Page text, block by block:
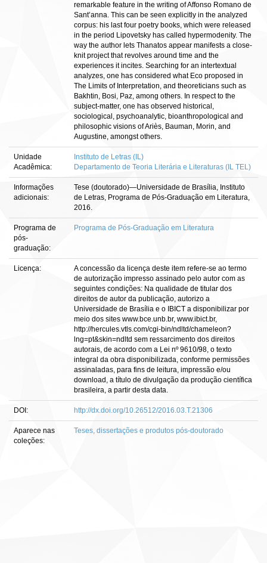
remarkable feature in the writing of Affonso Romano de
Sant’anna. This can be seen explicitly in the analyzed
corpus: his last four poetry books, which were released
in the period Lipovetsky has called hypermodenity. The
way the author lets Thanatos appear manifests a close-
knit project that revolves around time and the
experiences it incites. Searching for an intertextual
analyzes, one has considered what Eco proposed in
The Limits of Interpretation, and theoreticians such as
Bakhtin, Bosi, Paz, among others. In respect to the
subject-matter, one has observed historical,
sociological, psychoanalytic, bioanthropological and
philosophic visions of Ariès, Bauman, Morin, and
Augustine, amongst others.
Unidade
Acadêmica:
Instituto de Letras (IL)
Departamento de Teoria Literária e Literaturas (IL TEL)
Informações
adicionais:
Tese (doutorado)—Universidade de Brasília, Instituto
de Letras, Programa de Pós-Graduação em Literatura,
2016.
Programa de
pós-
graduação:
Programa de Pós-Graduação em Literatura
Licença:
A concessão da licença deste item refere-se ao termo
de autorização impresso assinado pelo autor com as
seguintes condições: Na qualidade de titular dos
direitos de autor da publicação, autorizo a
Universidade de Brasília e o IBICT a disponibilizar por
meio dos sites www.bce.unb.br, www.ibict.br,
http://hercules.vtls.com/cgi-bin/ndltd/chameleon?
lng=pt&skin=ndltd sem ressarcimento dos direitos
autorais, de acordo com a Lei nº 9610/98, o texto
integral da obra disponibilizada, conforme permissões
assinaladas, para fins de leitura, impressão e/ou
download, a título de divulgação da produção científica
brasileira, a partir desta data.
DOI: http://dx.doi.org/10.26512/2016.03.T.21306
Aparece nas
coleções:
Teses, dissertações e produtos pós-doutorado